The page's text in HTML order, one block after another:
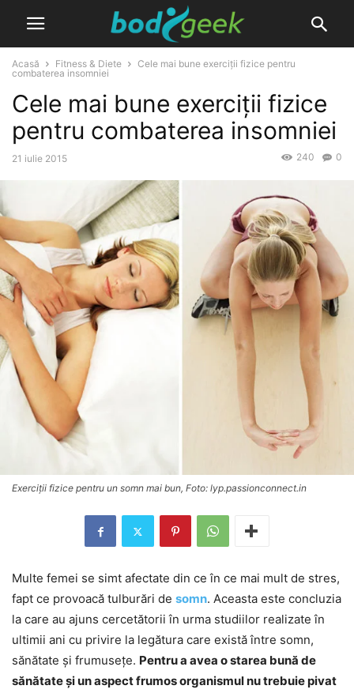
Acasă Fitness & Diete
Cele mai bune exerciții fizice pentru
combaterea insomniei
Cele mai bune exerciții fizice
pentru combaterea insomniei
21 iulie 2015 0
240
Exerciții fizice pentru un somn mai bun, Foto: lyp.passionconnect.in
Multe femei se simt afectate din ce în ce mai mult de stres,
fapt ce provoacă tulburări de somn. Aceasta este concluzia
la care au ajuns cercetătorii în urma studiilor realizate în
ultimii ani cu privire la legătura care există între somn,
sănătate și frumusețe. Pentru a avea o starea bună de
sănătate și un aspect frumos organismul nu trebuie pivat